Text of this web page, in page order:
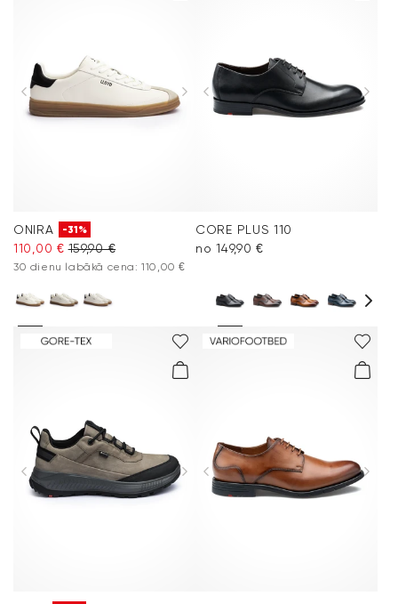
ONIRA -31%
110,00 € 159,90 €
30 dienu labākā cena: 110,00 €
CORE PLUS 110
no 149,90 €